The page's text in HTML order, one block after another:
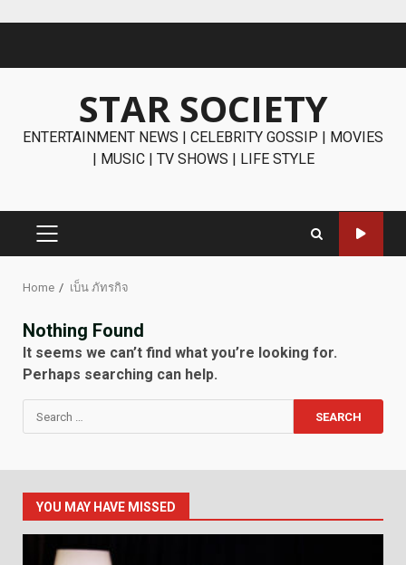
STAR SOCIETY
ENTERTAINMENT NEWS | CELEBRITY GOSSIP | MOVIES
| MUSIC | TV SHOWS | LIFE STYLE
PRIMARY
Home เบ็น ภัทรกิจ
Nothing Found
It seems we can’t find what you’re looking for.
Perhaps searching can help.
Search
for:
YOU MAY HAVE MISSED